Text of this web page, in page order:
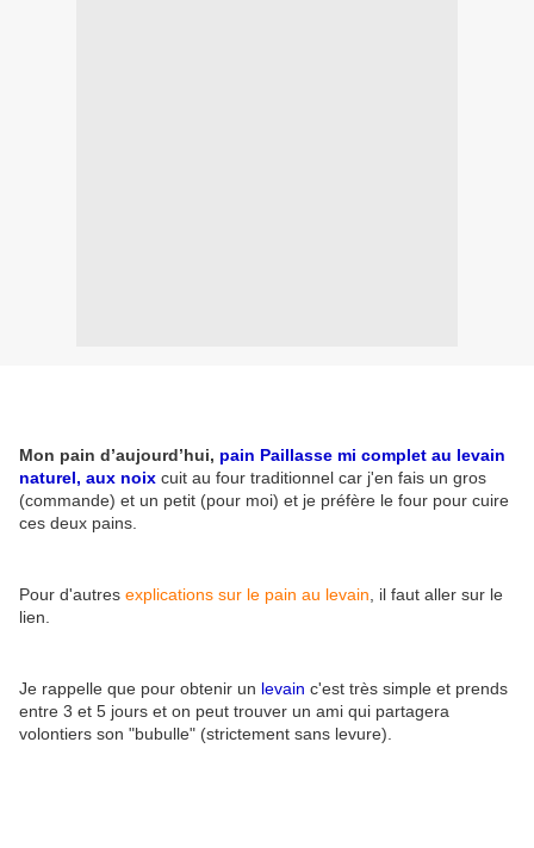
Mon pain d’aujourd’hui, pain Paillasse mi complet au levain
naturel, aux noix cuit au four traditionnel car j'en fais un gros
(commande) et un petit (pour moi) et je préfère le four pour cuire
ces deux pains.
Pour d'autres explications sur le pain au levain , il faut aller sur le
lien.
Je rappelle que pour obtenir un levain c'est très simple et prends
entre 3 et 5 jours et on peut trouver un ami qui partagera
volontiers son "bubulle" (strictement sans levure).